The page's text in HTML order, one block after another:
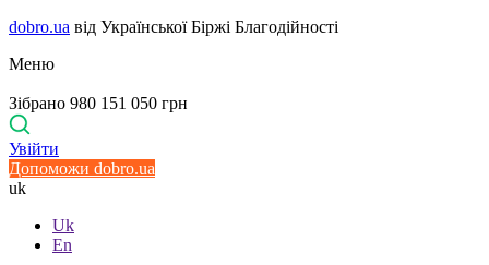
dobro.ua від Української Біржі Благодійності
Меню
Зібрано 980 151 050 грн
Увійти
Допоможи dobro.ua
uk
Uk
En